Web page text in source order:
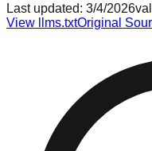
Last updated: 3/4/2026
View llms.txtOriginal